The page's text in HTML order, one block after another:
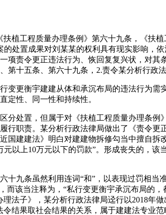
工程质量办理条例》第六十九条，《扶植
处置成果对刘某某的权利具有现实影响，
项责令更正违法行为、恢回复复兴状，对
第十五条、第六十九条，2.责令某分析行政
更衡宇建建从体和承沉布局的违法行为需
定性、同一性和持续性。
处置，但属于对《扶植工程质量办理条例
行职责。某分析行政法律局做出了《责令
国建建法》明白对建建物拆修勾当中擅自
以上10万元以下的罚款”。形成丧失的，
九条虽然利用连词“和”，以表现过罚相当
而该当注释为，“私行变更衡宇承沉布局的
法子》，某分析行政法律局迳行以2018年
结果取社会结果的关系，属于建建法专业